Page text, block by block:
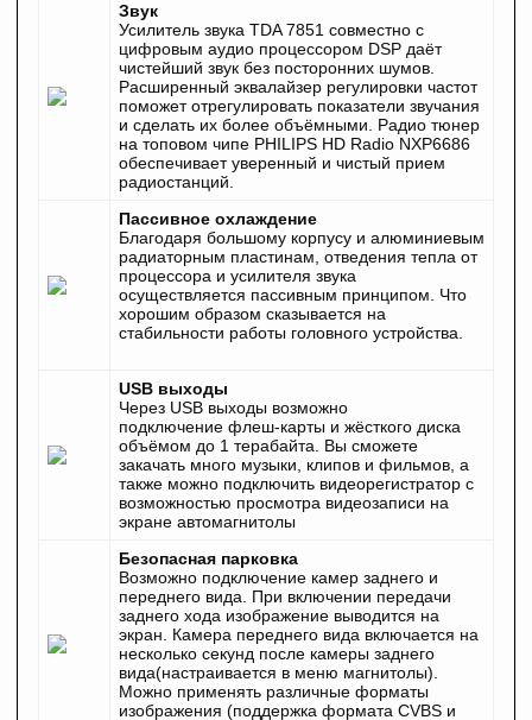
Звук
Усилитель звука TDA 7851 совместно с
цифровым аудио процессором DSP даёт
чистейший звук без посторонних шумов.
Расширенный эквалайзер регулировки частот
поможет отрегулировать показатели звучания
и сделать их более объёмными. Радио тюнер
на топовом чипе PHILIPS HD Radio NXP6686
обеспечивает уверенный и чистый прием
радиостанций.
Пассивное охлаждение
Благодаря большому корпусу и алюминиевым
радиаторным пластинам, отведения тепла от
процессора и усилителя звука
осуществляется пассивным принципом. Что
хорошим образом сказывается на
стабильности работы головного устройства.
USB выходы
Через USB выходы возможно
подключение флеш-карты и жёсткого диска
объёмом до 1 терабайта. Вы сможете
закачать много музыки, клипов и фильмов, а
также можно подключить видеорегистратор с
возможностью просмотра видеозаписи на
экране автомагнитолы
Безопасная парковка
Возможно подключение камер заднего и
переднего вида. При включении передачи
заднего хода изображение выводится на
экран. Камера переднего вида включается на
несколько секунд после камеры заднего
вида(настраивается в меню магнитолы).
Можно применять различные форматы
изображения (поддержка формата CVBS и